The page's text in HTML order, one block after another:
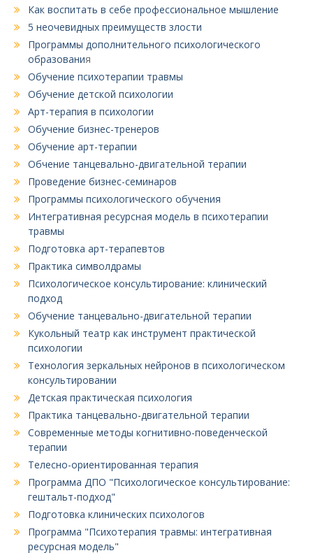
Как воспитать в себе профессиональное мышление
5 неочевидных преимуществ злости
Программы дополнительного психологического
образования
Обучение психотерапии травмы
Обучение детской психологии
Арт-терапия в психологии
Обучение бизнес-тренеров
Обучение арт-терапии
Обчение танцевально-двигательной терапии
Проведение бизнес-семинаров
Программы психологического обучения
Интегративная ресурсная модель в психотерапии
травмы
Подготовка арт-терапевтов
Практика символдрамы
Психологическое консультирование: клинический
подход
Обучение танцевально-двигательной терапии
Кукольный театр как инструмент практической
психологии
Технология зеркальных нейронов в психологическом
консультировании
Детская практическая психология
Практика танцевально-двигательной терапии
Современные методы когнитивно-поведенческой
терапии
Телесно-ориентированная терапия
Программа ДПО "Психологическое консультирование:
гештальт-подход"
Подготовка клинических психологов
Программа "Психотерапия травмы: интегративная
ресурсная модель"